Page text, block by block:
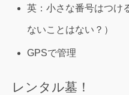
英：小さな番号はつけ
ないことはない？）
GPSで管理
レンタル墓！